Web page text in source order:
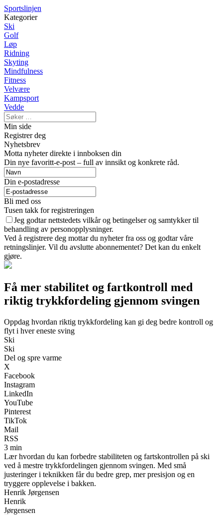
Sportslinjen
Kategorier
Ski
Golf
Løp
Ridning
Skyting
Mindfulness
Fitness
Velvære
Kampsport
Vedde
Min side
Registrer deg
Nyhetsbrev
Motta nyheter direkte i innboksen din
Din nye favoritt-e-post – full av innsikt og konkrete råd.
Din e-postadresse
Bli med oss
Tusen takk for registreringen
Jeg godtar nettstedets vilkår og betingelser og samtykker til
behandling av personopplysninger.
Ved å registrere deg mottar du nyheter fra oss og godtar våre
retningslinjer. Vil du avslutte abonnementet? Det kan du enkelt
gjøre.
Få mer stabilitet og fartkontroll med
riktig trykkfordeling gjennom svingen
Oppdag hvordan riktig trykkfordeling kan gi deg bedre kontroll og
flyt i hver eneste sving
Ski
Ski
Del og spre varme
X
Facebook
Instagram
LinkedIn
YouTube
Pinterest
TikTok
Mail
RSS
3 min
Lær hvordan du kan forbedre stabiliteten og fartskontrollen på ski
ved å mestre trykkfordelingen gjennom svingen. Med små
justeringer i teknikken får du bedre grep, mer presisjon og en
tryggere opplevelse i bakken.
Henrik Jørgensen
Henrik
Jørgensen